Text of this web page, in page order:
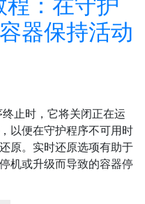
器保持活动
止时，它将关闭正在运
以便在守护程序不可用时
原。实时还原选项有助于
机或升级而导致的容器停